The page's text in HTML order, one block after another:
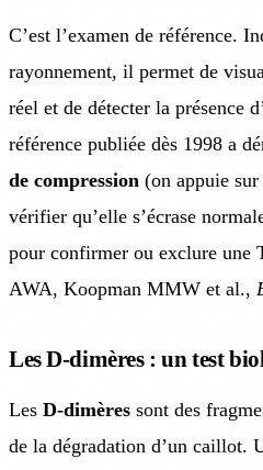
C’est l’examen de référence.
rayonnement, il permet de
réel et de détecter la présence
référence publiée dès 1998 a
de compression (on appuie
vérifier qu’elle s’écrase
pour confirmer ou exclure une
AWA, Koopman MMW et al.,
Les D-dimères : un test
Les D-dimères sont des
de la dégradation d’un caillot.